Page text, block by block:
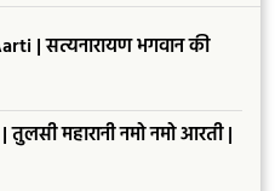
| सत्यनारायण भगवान की
महारानी नमो नमो आरती |